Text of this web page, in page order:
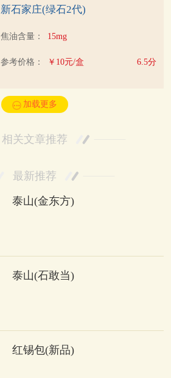
新石家庄(绿石2代)
焦油含量： 15mg
参考价格： ￥10元/盒 6.5分
加载更多
相关文章推荐
最新推荐
泰山(金东方)
泰山(石敢当)
红锡包(新品)